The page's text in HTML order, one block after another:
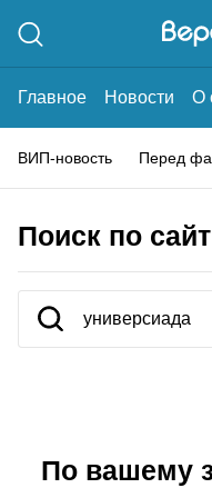
Главное Новости О
ВИП-новость Перед
Поиск по
По вашему